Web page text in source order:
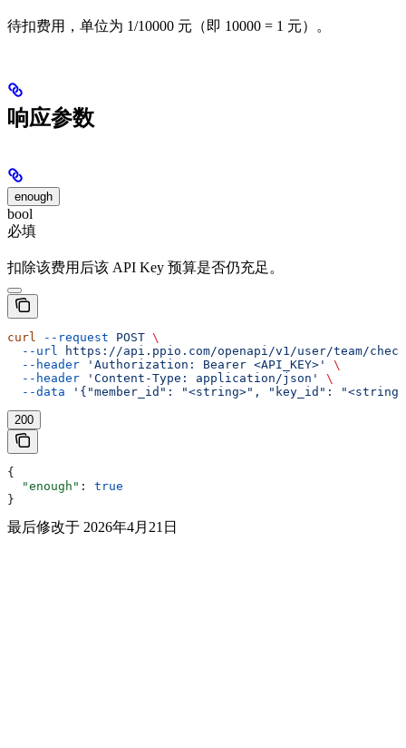
待扣费用，单位为 1/10000 元（即 10000 = 1 元）。
响应参数
enough
bool
必填
扣除该费用后该 API Key 预算是否仍充足。
curl --request POST \
  --url
https://api.ppio.com/openapi/v1/user/team/
  --header
'Authorization: Bearer <API_KEY>'
\
  --header
'Content-Type: application/json'
\
  --data
'{"member_id": "<string>", "key_id":
200
{
  "enough"
: true
}
最后修改于 2026年4月21日